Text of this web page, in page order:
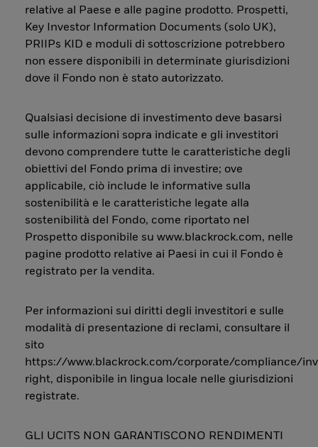
relative al Paese e alle pagine prodotto. Prospetti,
Key Investor Information Documents (solo UK),
PRIIPs KID e moduli di sottoscrizione potrebbero
non essere disponibili in determinate giurisdizioni
dove il Fondo non è stato autorizzato.
Qualsiasi decisione di investimento deve basarsi
sulle informazioni sopra indicate e gli investitori
devono comprendere tutte le caratteristiche degli
obiettivi del Fondo prima di investire; ove
applicabile, ciò include le informative sulla
sostenibilità e le caratteristiche legate alla
sostenibilità del Fondo, come riportato nel
Prospetto disponibile su www.blackrock.com, nelle
pagine prodotto relative ai Paesi in cui il Fondo è
registrato per la vendita.
Per informazioni sui diritti degli investitori e sulle
modalità di presentazione di reclami, consultare il
sito
https://www.blackrock.com/corporate/compliance/
right, disponibile in lingua locale nelle giurisdizioni
registrate.
GLI UCITS NON GARANTISCONO RENDIMENTI